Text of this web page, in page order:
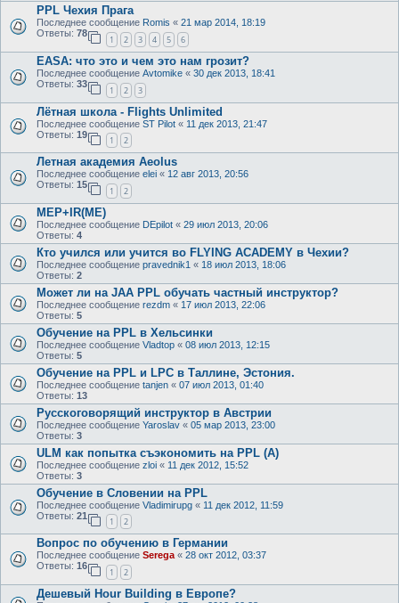
PPL Чехия Прага
Последнее сообщение Romis « 21 мар 2014, 18:19
Ответы: 78
1 2 3 4 5 6
EASA: что это и чем это нам грозит?
Последнее сообщение Avtomike « 30 дек 2013, 18:41
Ответы: 33
1 2 3
Лётная школа - Flights Unlimited
Последнее сообщение ST Pilot « 11 дек 2013, 21:47
Ответы: 19
1 2
Летная академия Aeolus
Последнее сообщение elei « 12 авг 2013, 20:56
Ответы: 15
1 2
MEP+IR(ME)
Последнее сообщение DEpilot « 29 июл 2013, 20:06
Ответы: 4
Кто учился или учится во FLYING ACADEMY в Чехии?
Последнее сообщение pravednik1 « 18 июл 2013, 18:06
Ответы: 2
Может ли на JAA PPL обучать частный инструктор?
Последнее сообщение rezdm « 17 июл 2013, 22:06
Ответы: 5
Обучение на PPL в Хельсинки
Последнее сообщение Vladtop « 08 июл 2013, 12:15
Ответы: 5
Обучение на PPL и LPC в Таллине, Эстония.
Последнее сообщение tanjen « 07 июл 2013, 01:40
Ответы: 13
Русскоговорящий инструктор в Австрии
Последнее сообщение Yaroslav « 05 мар 2013, 23:00
Ответы: 3
ULM как попытка съэкономить на PPL (A)
Последнее сообщение zloi « 11 дек 2012, 15:52
Ответы: 3
Обучение в Словении на PPL
Последнее сообщение Vladimirupg « 11 дек 2012, 11:59
Ответы: 21
1 2
Вопрос по обучению в Германии
Последнее сообщение Serega« 28 окт 2012, 03:37
Ответы: 16
1 2
Дешевый Hour Building в Европе?